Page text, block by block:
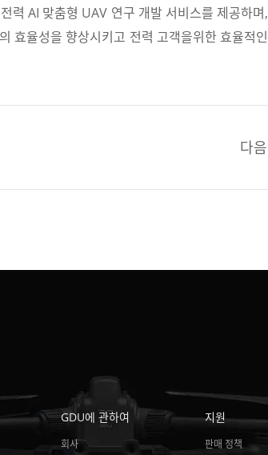
력 AI 맞춤형 UAV 연구 개발 서비스를 제공하며
효율성을 향상시키고 전력 고객을위한 효율적
다음
GDU에 관하여
회사
지원
판매 정책